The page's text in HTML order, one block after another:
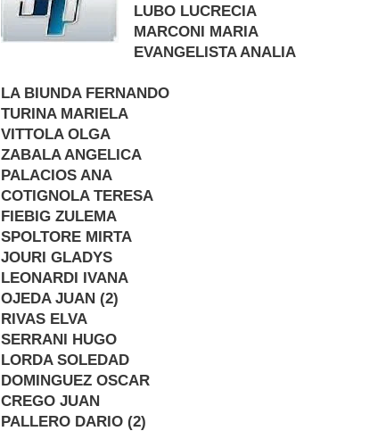
LUBO LUCRECIA
MARCONI MARIA
EVANGELISTA ANALIA
LA BIUNDA FERNANDO
TURINA MARIELA
VITTOLA OLGA
ZABALA ANGELICA
PALACIOS ANA
COTIGNOLA TERESA
FIEBIG ZULEMA
SPOLTORE MIRTA
JOURI GLADYS
LEONARDI IVANA
OJEDA JUAN (2)
RIVAS ELVA
SERRANI HUGO
LORDA SOLEDAD
DOMINGUEZ OSCAR
CREGO JUAN
PALLERO DARIO (2)